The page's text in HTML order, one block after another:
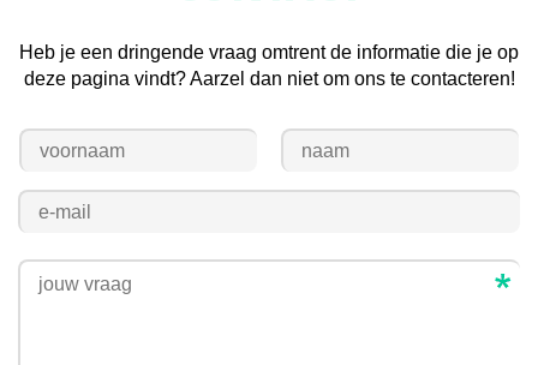
Heb je een dringende vraag omtrent de informatie die je op
deze pagina vindt? Aarzel dan niet om ons te contacteren!